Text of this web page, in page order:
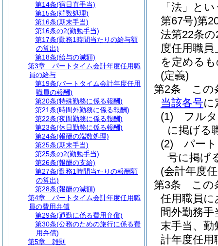
「法」と
第67号)第
法第22条
度任用職
を定める
(定義)
第2条
この
当該各号に
(1)
フル
に掲げる
(2)
パー
号に掲げ
(会計年度
第3条
この
任用職員に
間外勤務
末手当、
計年度任
第14条(宿日直手当)
第15条(端数処理)
第16条(期末手当)
第16条の2(勤勉手当)
第17条(勤務1時間当たりの給与額
の算出)
第18条(給与の減額)
第3章
パートタイム会計年度任用職
員の給与
第19条(パートタイム会計年度任用
職員の報酬)
第20条(特殊勤務に係る報酬)
第21条(時間外勤務に係る報酬)
第22条(夜間勤務に係る報酬)
第23条(休日勤務に係る報酬)
第24条(報酬の端数処理)
第25条(期末手当)
第25条の2(勤勉手当)
第26条(報酬の支給)
第27条(勤務1時間当たりの報酬額
の算出)
第28条(報酬の減額)
第4章
パートタイム会計年度任用職
員の費用弁償
第29条(通勤に係る費用弁償)
第30条(公務のための旅行に係る費
用弁償)
第5章
雑則